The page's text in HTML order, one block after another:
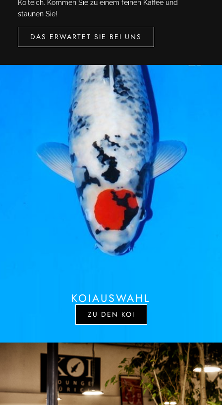
Koiteich. Kommen Sie zu einem feinen Kaffee und
staunen Sie!
DAS ERWARTET SIE BEI UNS
KOIAUSWAHL
ZU DEN KOI